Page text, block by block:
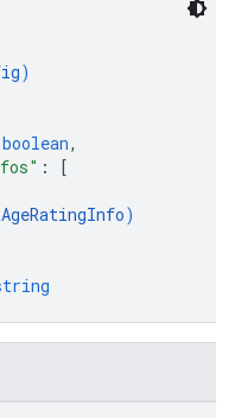
)
boolean,
:
[
)